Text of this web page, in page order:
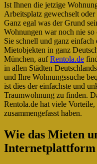
Ist Ihnen die jetzige
Arbeitsplatz gewechselt
Ganz egal was der Grund
Wohnungen war noch nie
Sie schnell und ganz
Mietobjekten in ganz
München, aufRentola.de
in allen Städten
und Ihre Wohnungssuche
ist dies der einfachste und
Traumwohnung zu finden.
Rentola.de hat viele
zusammengefasst haben.
Wie das Mieten